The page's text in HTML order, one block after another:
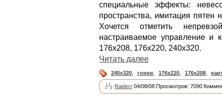
специальные эффекты:
пространства, имитация пятен
Хочется отметить
настраиваемое управление и
176х208, 176х220, 240х320.
Читать далее
240x320 гонки 176x220 176x208
Raiderr 04/08/08 Просмотров: 7090